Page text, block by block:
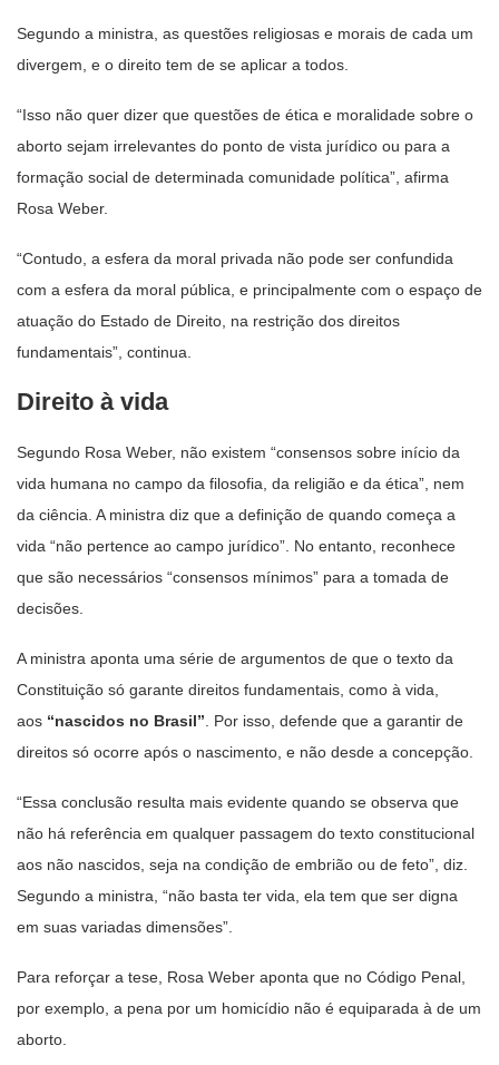
Segundo a ministra, as questões religiosas e morais de cada um
divergem, e o direito tem de se aplicar a todos.
“Isso não quer dizer que questões de ética e moralidade sobre o
aborto sejam irrelevantes do ponto de vista jurídico ou para a
formação social de determinada comunidade política”, afirma
Rosa Weber.
“Contudo, a esfera da moral privada não pode ser confundida
com a esfera da moral pública, e principalmente com o espaço de
atuação do Estado de Direito, na restrição dos direitos
fundamentais”, continua.
Direito à vida
Segundo Rosa Weber, não existem “consensos sobre início da
vida humana no campo da filosofia, da religião e da ética”, nem
da ciência. A ministra diz que a definição de quando começa a
vida “não pertence ao campo jurídico”. No entanto, reconhece
que são necessários “consensos mínimos” para a tomada de
decisões.
A ministra aponta uma série de argumentos de que o texto da
Constituição só garante direitos fundamentais, como à vida,
aos “nascidos no Brasil” . Por isso, defende que a garantir de
direitos só ocorre após o nascimento, e não desde a concepção.
“Essa conclusão resulta mais evidente quando se observa que
não há referência em qualquer passagem do texto constitucional
aos não nascidos, seja na condição de embrião ou de feto”, diz.
Segundo a ministra, “não basta ter vida, ela tem que ser digna
em suas variadas dimensões”.
Para reforçar a tese, Rosa Weber aponta que no Código Penal,
por exemplo, a pena por um homicídio não é equiparada à de um
aborto.